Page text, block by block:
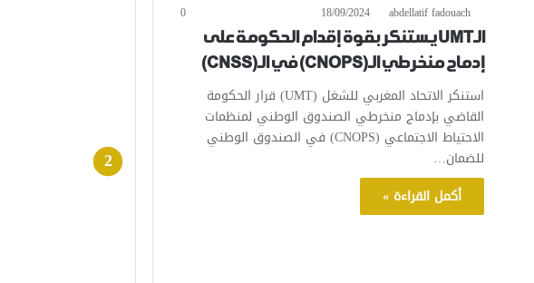
abdellatif fadouach
18/09/2024
0
الـUMT يستنكر بقوة إقدام الحكومة على
إدماج منخرطي الـ(CNOPS) في الـ(CNSS)
استنكر الاتحاد المغربي للشغل (UMT) قرار الحكومة
القاضي بإدماج منخرطي الصندوق الوطني لمنظمات
الاحتياط الاجتماعي (CNOPS) في الصندوق الوطني
للضمان…
أكمل القراءة »